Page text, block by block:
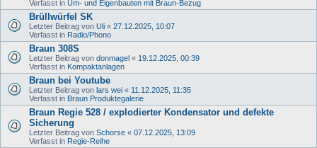
Verfasst in Um- und Eigenbauten mit Braun-Bezug
Brüllwürfel SK
Letzter Beitrag von Uli « 27.12.2025, 10:07
Verfasst in Radio/Phono
Braun 308S
Letzter Beitrag von donmagel « 19.12.2025, 00:39
Verfasst in Kompaktanlagen
Braun bei Youtube
Letzter Beitrag von lars wei « 11.12.2025, 11:35
Verfasst in Braun Produktegalerie
Braun Regie 528 / explodierter Kondensator und defekte
Sicherung
Letzter Beitrag von Schorse « 07.12.2025, 13:09
Verfasst in Regie-Reihe